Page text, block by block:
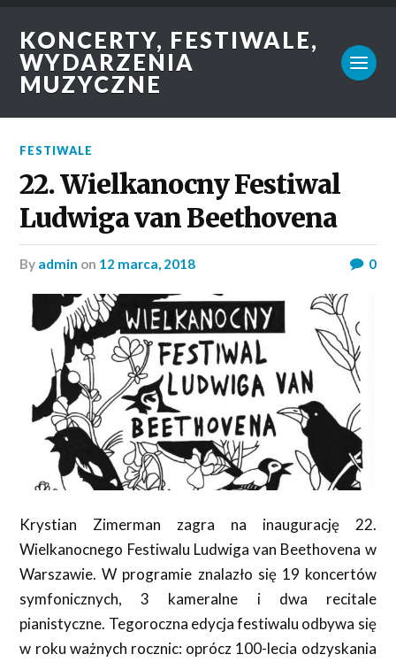
KONCERTY, FESTIWALE,
WYDARZENIA
MUZYCZNE
FESTIWALE
22. Wielkanocny Festiwal
Ludwiga van Beethovena
by admin on 12 marca, 2018 0
Krystian Zimerman zagra na inaugurację 22.
Wielkanocnego Festiwalu Ludwiga van Beethovena w
Warszawie. W programie znalazło się 19 koncertów
symfonicznych, 3 kameralne i dwa recitale
pianistyczne. Tegoroczna edycja festiwalu odbywa się
w roku ważnych rocznic: oprócz 100-lecia odzyskania